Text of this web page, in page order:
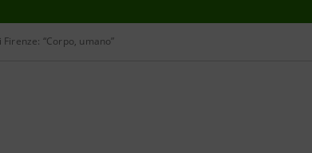
Firenze: “Corpo, umano”